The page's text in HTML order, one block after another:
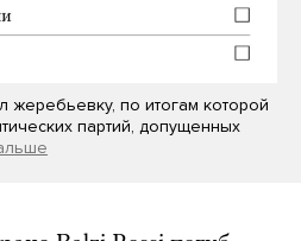
по итогам которой
партий, допущенных